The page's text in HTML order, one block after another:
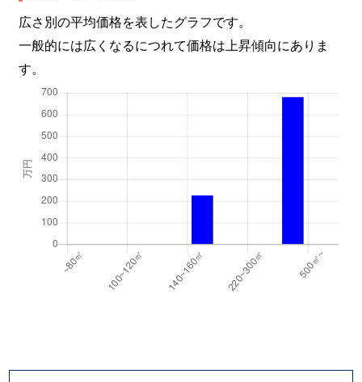
広さ別の平均価格を表したグラフです。
一般的には広くなるにつれて価格は上昇傾向にありま
す。